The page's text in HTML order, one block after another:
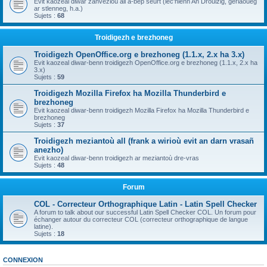
ar stlenneg, h.a.)
Sujets : 68
Troidigezh e brezhoneg
Troidigezh OpenOffice.org e brezhoneg (1.1.x, 2.x ha 3.x)
Evit kaozeal diwar-benn troidigezh OpenOffice.org e brezhoneg (1.1.x, 2.x ha
3.x)
Sujets : 59
Troidigezh Mozilla Firefox ha Mozilla Thunderbird e
brezhoneg
Evit kaozeal diwar-benn troidigezh Mozilla Firefox ha Mozilla Thunderbird e
brezhoneg
Sujets : 37
Troidigezh meziantoù all (frank a wirioù evit an darn vrasañ
anezho)
Evit kaozeal diwar-benn troidigezh ar meziantoù dre-vras
Sujets : 48
Forum
COL - Correcteur Orthographique Latin - Latin Spell Checker
A forum to talk about our successful Latin Spell Checker COL. Un forum pour
échanger autour du correcteur COL (correcteur orthographique de langue
latine).
Sujets : 18
CONNEXION